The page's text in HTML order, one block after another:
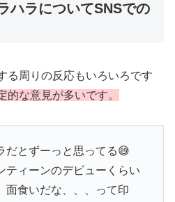
ハラについてSNSでの
る周りの反応もいろいろです
的な意見が多いです。
だとずーっと思ってる😅
ティーンのデビューくらい
面食いだな、、、って印